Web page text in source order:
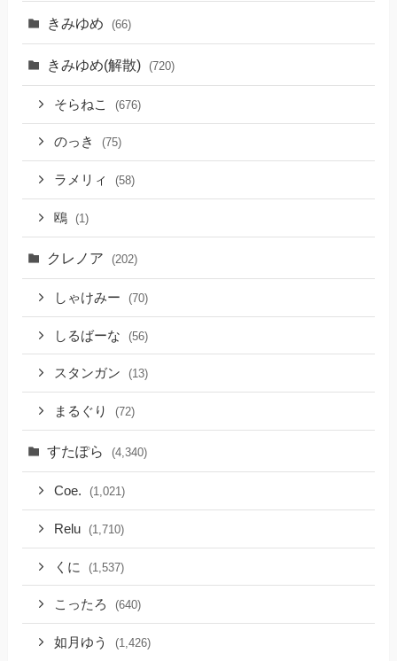
きみゆめ (66)
きみゆめ(解散) (720)
そらねこ (676)
のっき (75)
ラメリィ (58)
鴎 (1)
クレノア (202)
しゃけみー (70)
しるばーな (56)
スタンガン (13)
まるぐり (72)
すたぽら (4,340)
Coe. (1,021)
Relu (1,710)
くに (1,537)
こったろ (640)
如月ゆう (1,426)